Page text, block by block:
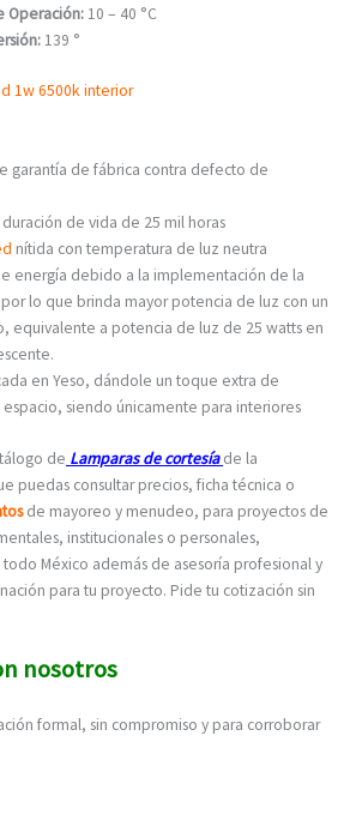
Operación: 10 – 40 °C
139 °
1w 6500k interior
garantía de fábrica contra defecto de
de vida de 25 mil horas
nítida con temperatura de luz neutra
energía debido a la implementación de la
lo que brinda mayor potencia de luz con un
equivalente a potencia de luz de 25 watts en
en Yeso, dándole un toque extra de
siendo únicamente para interiores
de Lamparas de cortesía de la
puedas consultar precios, ficha técnica o
de mayoreo y menudeo, para proyectos de
institucionales o personales,
México además de asesoría profesional y
para tu proyecto. Pide tu cotización sin
nosotros
formal, sin compromiso y para corroborar